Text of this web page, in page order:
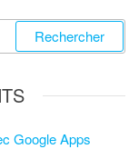
Google Apps